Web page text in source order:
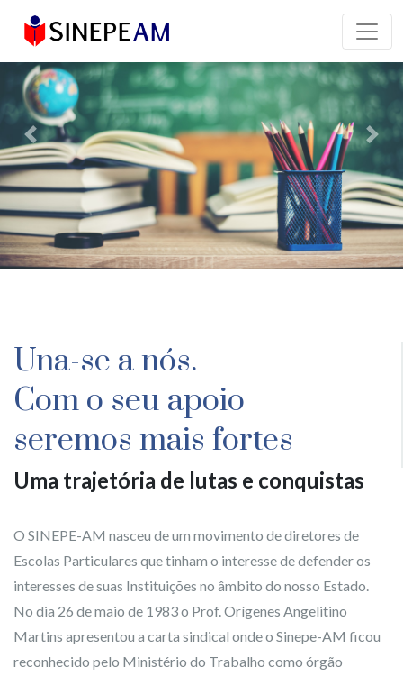
Previous Next
Una-se a nós.
Com o seu apoio
seremos mais fortes
Uma trajetória de lutas e conquistas
O SINEPE-AM nasceu de um movimento de diretores de
Escolas Particulares que tinham o interesse de defender os
interesses de suas Instituições no âmbito do nosso Estado.
No dia 26 de maio de 1983 o Prof. Orígenes Angelitino
Martins apresentou a carta sindical onde o Sinepe-AM ficou
reconhecido pelo Ministério do Trabalho como órgão